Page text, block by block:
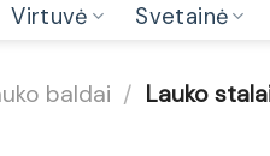
Virtuvė Svetainė
baldai / Lauko